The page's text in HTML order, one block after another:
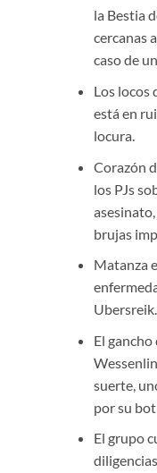
la Bestia
cercanas
caso de
Los locos
está en
locura.
Corazón
los PJs
brujas
Matanza
Ubersreik.
El
suerte,
por su
El grupo